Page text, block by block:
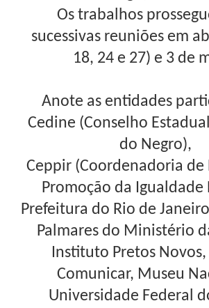
Os trabalhos
sucessivas reuniões em
18, 24 e 27) e 3 de
Anote as entidades
Cedine (Conselho
do Negro),
Ceppir (Coordenadoria de
Promoção da Igualdade
Prefeitura do Rio de
Palmares do Ministério
Instituto Pretos
Comunicar, Museu
Universidade Federal